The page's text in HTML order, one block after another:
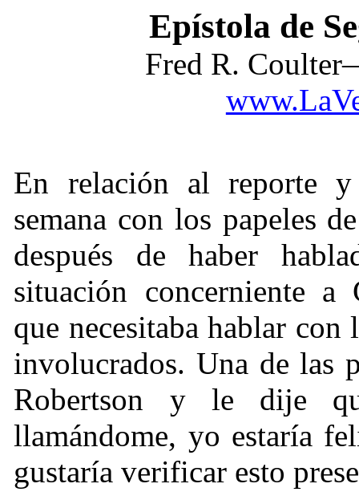
Epístola de
Fred R.
En relación al reporte
semana con los papeles
después de haber
situación concerniente
que necesitaba hablar
involucrados. Una de las
Robertson y le dije
llamándome, yo estaría
gustaría verificar esto